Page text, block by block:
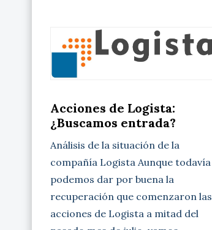
Acciones de Logista:
¿Buscamos entrada?
Análisis de la situación de la
compañía Logista Aunque todavía
podemos dar por buena la
recuperación que comenzaron las
acciones de Logista a mitad del